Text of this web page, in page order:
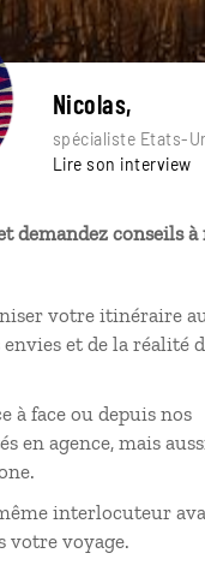
Nicolas,
spécialiste Etats-
Lire son interview
demandez conseils à
votre itinéraire au
et de la réalité
à face ou depuis nos
en agence, mais
interlocuteur
votre voyage.